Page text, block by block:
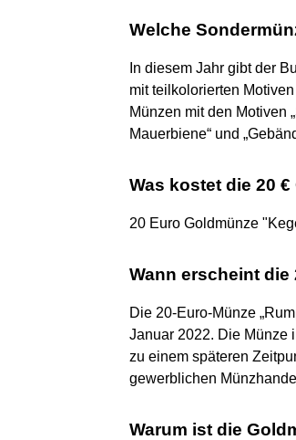
Welche
In diesem Jahr gibt der
mit teilkolorierten
Münzen mit den Motiven
Mauerbiene“ und
Was kostet die 20
20 Euro Goldmünze
Wann erscheint die
Die 20-Euro-Münze
Januar 2022. Die Münze
zu einem späteren
gewerblichen
Warum ist die